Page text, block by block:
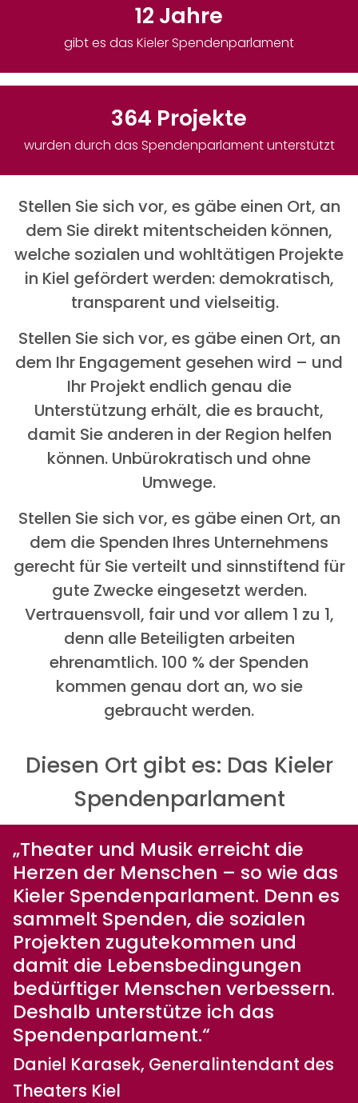
SPENDEN
Privatperson
Unternehmen
Geldauflagen & Bußgelder
Mitgliedschaft verschenken
12 Jahre
gibt es das KielerSpendenparlament
364 Projekte
wurden durch das Spendenparlament unterstützt
Stellen Sie sich vor, es gäbe einen Ort, an
dem Sie direkt mitentscheiden können,
welche sozialen und wohltätigen Projekte
in Kiel gefördert werden: demokratisch,
transparent und vielseitig.
Stellen Sie sich vor, es gäbe einen Ort, an
dem Ihr Engagement gesehen wird – und
Ihr Projekt endlich genau die
Unterstützung erhält, die es braucht,
damit Sie anderen in der Region helfen
können. Unbürokratisch und ohne
Umwege.
Stellen Sie sich vor, es gäbe einen Ort, an
dem die Spenden Ihres Unternehmens
gerecht für Sie verteilt und sinnstiftend für
gute Zwecke eingesetzt werden.
Vertrauensvoll, fair und vor allem 1 zu 1,
denn alle Beteiligten arbeiten
ehrenamtlich. 100 % der Spenden
kommen genau dort an, wo sie
gebraucht werden.
Diesen Ort gibt es: Das Kieler
Spendenparlament
„Theater und Musik erreicht die
Herzen der Menschen – so wie das
Kieler Spendenparlament. Denn es
sammelt Spenden, die sozialen
Projekten zugutekommen und
damit die Lebensbedingungen
bedürftiger Menschen verbessern.
Deshalb unterstütze ich das
Spendenparlament.“
Daniel Karasek, Generalintendant des
Theaters Kiel